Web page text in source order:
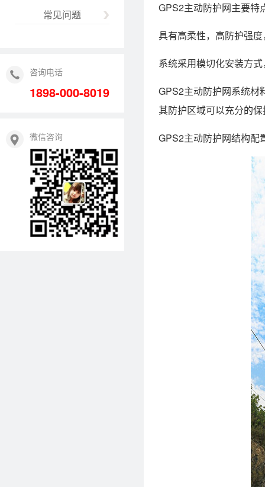
常见问题
咨询电话
1898-000-8019
微信咨询
GPS2主动防护网主要特
具有高柔性，高防护强
系统采用模切化安装方
GPS2主动防护网系统材
其防护区域可以充分的
GPS2主动防护网结构配